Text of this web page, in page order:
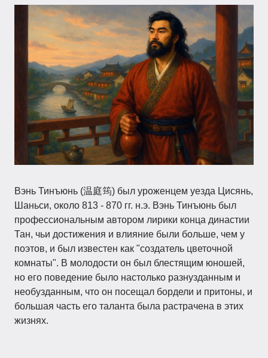
Вэнь Тинъюнь (温庭筠) был уроженцем уезда Цисянь,
Шаньси, около 813 - 870 гг. н.э. Вэнь Тинъюнь был
профессиональным автором лирики конца династии
Тан, чьи достижения и влияние были больше, чем у
поэтов, и был известен как "создатель цветочной
комнаты". В молодости он был блестящим юношей,
но его поведение было настолько разнузданным и
необузданным, что он посещал бордели и притоны, и
большая часть его таланта была растрачена в этих
жизнях.